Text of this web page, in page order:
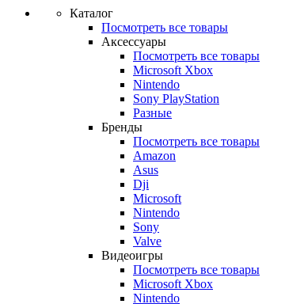
Каталог
Посмотреть все товары
Аксессуары
Посмотреть все товары
Microsoft Xbox
Nintendo
Sony PlayStation
Разные
Бренды
Посмотреть все товары
Amazon
Asus
Dji
Microsoft
Nintendo
Sony
Valve
Видеоигры
Посмотреть все товары
Microsoft Xbox
Nintendo